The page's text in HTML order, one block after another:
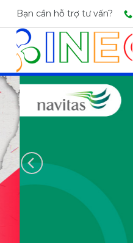
content
Bạn cần hỗ trợ tư vấn?